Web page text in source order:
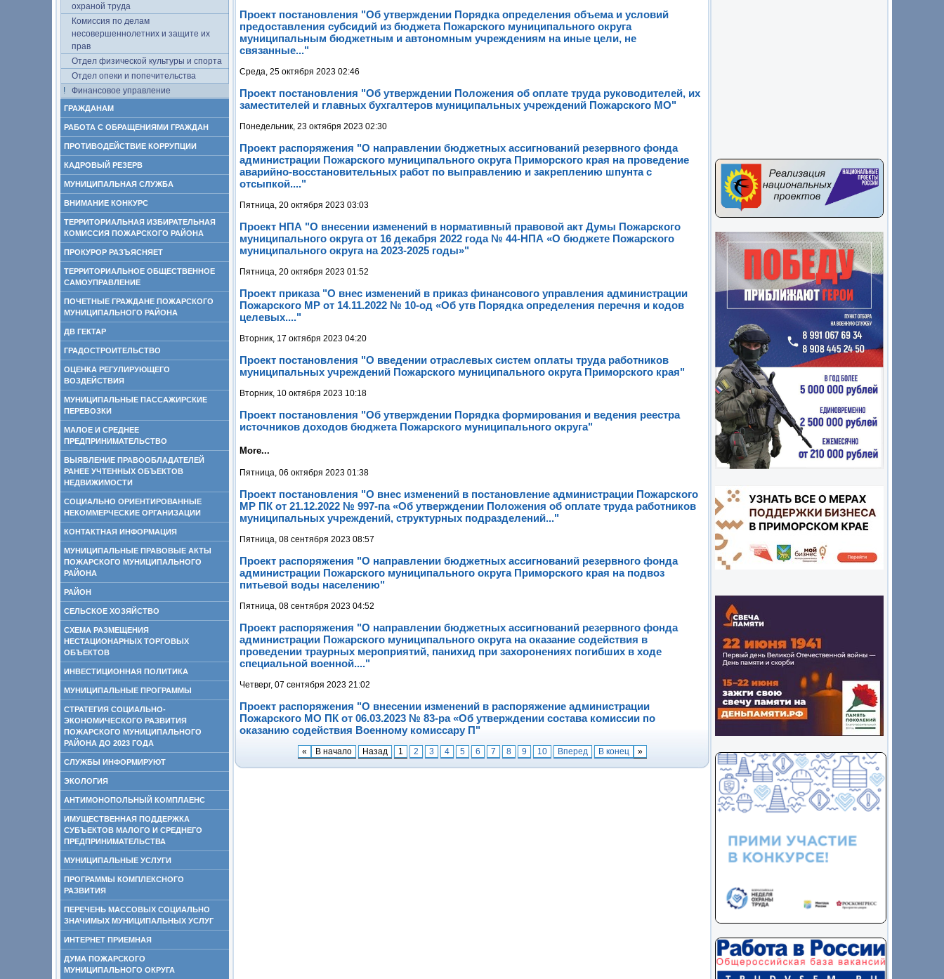
охраной труда
Комиссия по делам
несовершеннолетних и защите их
прав
Отдел физической культуры и спорта
Отдел опеки и попечительства
Финансовое управление
ГРАЖДАНАМ
РАБОТА С ОБРАЩЕНИЯМИ ГРАЖДАН
ПРОТИВОДЕЙСТВИЕ КОРРУПЦИИ
КАДРОВЫЙ РЕЗЕРВ
МУНИЦИПАЛЬНАЯ СЛУЖБА
ВНИМАНИЕ КОНКУРС
ТЕРРИТОРИАЛЬНАЯ ИЗБИРАТЕЛЬНАЯ
КОМИССИЯ ПОЖАРСКОГО РАЙОНА
ПРОКУРОР РАЗЪЯСНЯЕТ
ТЕРРИТОРИАЛЬНОЕ ОБЩЕСТВЕННОЕ
САМОУПРАВЛЕНИЕ
ПОЧЕТНЫЕ ГРАЖДАНЕ ПОЖАРСКОГО
МУНИЦИПАЛЬНОГО РАЙОНА
ДВ ГЕКТАР
ГРАДОСТРОИТЕЛЬСТВО
ОЦЕНКА РЕГУЛИРУЮЩЕГО
ВОЗДЕЙСТВИЯ
МУНИЦИПАЛЬНЫЕ ПАССАЖИРСКИЕ
ПЕРЕВОЗКИ
МАЛОЕ И СРЕДНЕЕ
ПРЕДПРИНИМАТЕЛЬСТВО
ВЫЯВЛЕНИЕ ПРАВООБЛАДАТЕЛЕЙ
РАНЕЕ УЧТЕННЫХ ОБЪЕКТОВ
НЕДВИЖИМОСТИ
СОЦИАЛЬНО ОРИЕНТИРОВАННЫЕ
НЕКОММЕРЧЕСКИЕ ОРГАНИЗАЦИИ
КОНТАКТНАЯ ИНФОРМАЦИЯ
МУНИЦИПАЛЬНЫЕ ПРАВОВЫЕ АКТЫ
ПОЖАРСКОГО МУНИЦИПАЛЬНОГО
РАЙОНА
РАЙОН
СЕЛЬСКОЕ ХОЗЯЙСТВО
СХЕМА РАЗМЕЩЕНИЯ
НЕСТАЦИОНАРНЫХ ТОРГОВЫХ
ОБЪЕКТОВ
ИНВЕСТИЦИОННАЯ ПОЛИТИКА
МУНИЦИПАЛЬНЫЕ ПРОГРАММЫ
СТРАТЕГИЯ СОЦИАЛЬНО-
ЭКОНОМИЧЕСКОГО РАЗВИТИЯ
ПОЖАРСКОГО МУНИЦИПАЛЬНОГО
РАЙОНА ДО 2023 ГОДА
СЛУЖБЫ ИНФОРМИРУЮТ
ЭКОЛОГИЯ
АНТИМОНОПОЛЬНЫЙ КОМПЛАЕНС
ИМУЩЕСТВЕННАЯ ПОДДЕРЖКА
СУБЪЕКТОВ МАЛОГО И СРЕДНЕГО
ПРЕДПРИНИМАТЕЛЬСТВА
МУНИЦИПАЛЬНЫЕ УСЛУГИ
ПРОГРАММЫ КОМПЛЕКСНОГО
РАЗВИТИЯ
ПЕРЕЧЕНЬ МАССОВЫХ СОЦИАЛЬНО
ЗНАЧИМЫХ МУНИЦИПАЛЬНЫХ УСЛУГ
ИНТЕРНЕТ ПРИЕМНАЯ
ДУМА ПОЖАРСКОГО
МУНИЦИПАЛЬНОГО ОКРУГА
Проект постановления "Об утверждении Порядка определения объема и условий
предоставления субсидий из бюджета Пожарского муниципального округа
муниципальным бюджетным и автономным учреждениям на иные цели, не
связанные..."
Среда, 25 октября 2023 02:46
Проект постановления "Об утверждении Положения об оплате труда руководителей, их
заместителей и главных бухгалтеров муниципальных учреждений Пожарского МО"
Понедельник, 23 октября 2023 02:30
Проект распоряжения "О направлении бюджетных ассигнований резервного фонда
администрации Пожарского муниципального округа Приморского края на проведение
аварийно-восстановительных работ по выправлению и закреплению шпунта с
отсыпкой...."
Пятница, 20 октября 2023 03:03
Проект НПА "О внесении изменений в нормативный правовой акт Думы Пожарского
муниципального округа от 16 декабря 2022 года № 44-НПА «О бюджете Пожарского
муниципального округа на 2023-2025 годы»"
Пятница, 20 октября 2023 01:52
Проект приказа "О внес изменений в приказ финансового управления администрации
Пожарского МР от 14.11.2022 № 10-од «Об утв Порядка определения перечня и кодов
целевых...."
Вторник, 17 октября 2023 04:20
Проект постановления "О введении отраслевых систем оплаты труда работников
муниципальных учреждений Пожарского муниципального округа Приморского края"
Вторник, 10 октября 2023 10:18
Проект постановления "Об утверждении Порядка формирования и ведения реестра
источников доходов бюджета Пожарского муниципального округа"
More...
Пятница, 06 октября 2023 01:38
Проект постановления "О внес изменений в постановление администрации Пожарского
МР ПК от 21.12.2022 № 997-па «Об утверждении Положения об оплате труда работников
муниципальных учреждений, структурных подразделений..."
Пятница, 08 сентября 2023 08:57
Проект распоряжения "О направлении бюджетных ассигнований резервного фонда
администрации Пожарского муниципального округа Приморского края на подвоз
питьевой воды населению"
Пятница, 08 сентября 2023 04:52
Проект распоряжения "О направлении бюджетных ассигнований резервного фонда
администрации Пожарского муниципального округа на оказание содействия в
проведении траурных мероприятий, панихид при захоронениях погибших в ходе
специальной военной...."
Четверг, 07 сентября 2023 21:02
Проект распоряжения "О внесении изменений в распоряжение администрации
Пожарского МО ПК от 06.03.2023 № 83-ра «Об утверждении состава комиссии по
оказанию содействия Военному комиссару П"
« В начало Назад 1 2 3 4 5 6 7 8 9 10 Вперед В конец »